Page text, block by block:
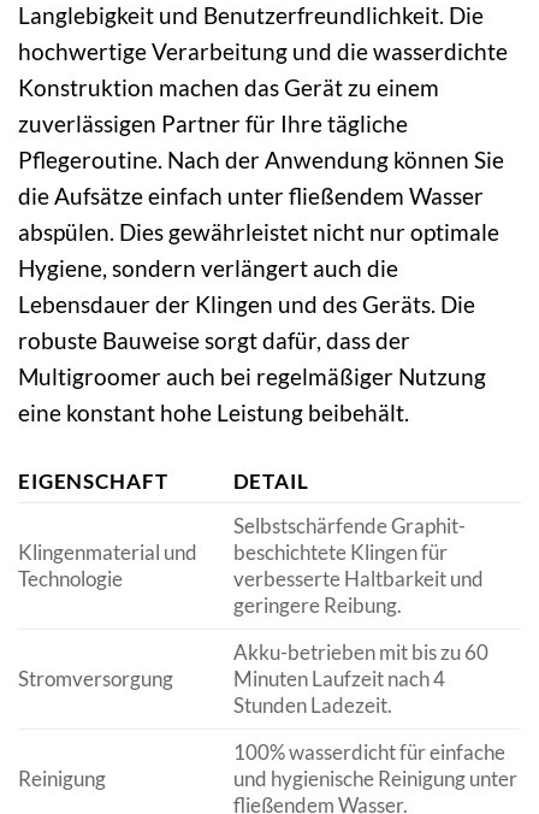
Langlebigkeit und Benutzerfreundlichkeit. Die
hochwertige Verarbeitung und die wasserdichte
Konstruktion machen das Gerät zu einem
zuverlässigen Partner für Ihre tägliche
Pflegeroutine. Nach der Anwendung können Sie
die Aufsätze einfach unter fließendem Wasser
abspülen. Dies gewährleistet nicht nur optimale
Hygiene, sondern verlängert auch die
Lebensdauer der Klingen und des Geräts. Die
robuste Bauweise sorgt dafür, dass der
Multigroomer auch bei regelmäßiger Nutzung
eine konstant hohe Leistung beibehält.
EIGENSCHAFT DETAIL
Klingenmaterial und
Technologie
Selbstschärfende Graphit-
beschichtete Klingen für
verbesserte Haltbarkeit und
geringere Reibung.
Stromversorgung
Akku-betrieben mit bis zu 60
Minuten Laufzeit nach 4
Stunden Ladezeit.
Reinigung
100% wasserdicht für einfache
und hygienische Reinigung unter
fließendem Wasser.